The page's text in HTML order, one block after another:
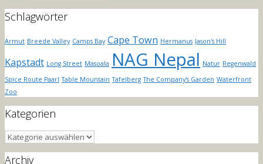
Schlagwörter
Armut Breede Valley Camps Bay Cape Town Hermanus Jason's Hill
Kapstadt Long Street Masoala NAG Nepal Natur Regenwald
Spice Route Paarl Table Mountain Tafelberg The Company's Garden Waterfront
Zoo
Kategorien
Kategorien
Archiv